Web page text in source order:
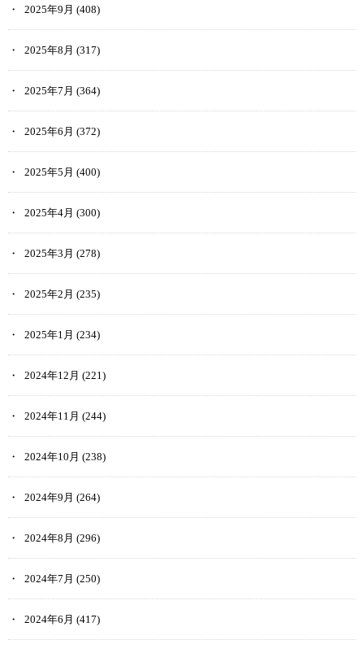
2025年9月 (408)
2025年8月 (317)
2025年7月 (364)
2025年6月 (372)
2025年5月 (400)
2025年4月 (300)
2025年3月 (278)
2025年2月 (235)
2025年1月 (234)
2024年12月 (221)
2024年11月 (244)
2024年10月 (238)
2024年9月 (264)
2024年8月 (296)
2024年7月 (250)
2024年6月 (417)